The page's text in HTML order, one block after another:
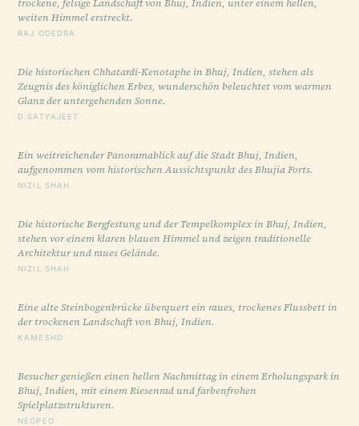
weiten Himmel erstreckt.
RAJ ODEDRA
Die historischen Chhatardi-Kenotaphe in Bhuj, Indien, stehen als
Zeugnis des königlichen Erbes, wunderschön beleuchtet vom warmen
Glanz der untergehenden Sonne.
D.SATYAJEET
Ein weitreichender Panoramablick auf die Stadt Bhuj, Indien,
aufgenommen vom historischen Aussichtspunkt des Bhujia Forts.
NIZIL SHAH
Die historische Bergfestung und der Tempelkomplex in Bhuj, Indien,
stehen vor einem klaren blauen Himmel und zeigen traditionelle
Architektur und raues Gelände.
NIZIL SHAH
Eine alte Steinbogenbrücke überquert ein raues, trockenes Flussbett in
der trockenen Landschaft von Bhuj, Indien.
KAMESHD
Besucher genießen einen hellen Nachmittag in einem Erholungspark in
Bhuj, Indien, mit einem Riesenrad und farbenfrohen
Spielplatzstrukturen.
NEOPEO